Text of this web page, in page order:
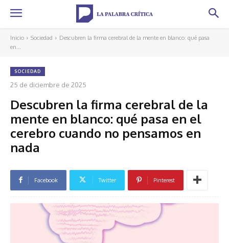
Inicio Sociedad
Descubren la firma cerebral de la mente en blanco: qué pasa
en...
SOCIEDAD
25 de diciembre de 2025
Descubren la firma cerebral de la
mente en blanco: qué pasa en el
cerebro cuando no pensamos en
nada
Facebook Twitter Pinterest